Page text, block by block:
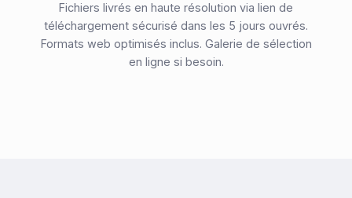
Fichiers livrés en haute résolution via lien de
téléchargement sécurisé dans les 5 jours ouvrés.
Formats web optimisés inclus. Galerie de sélection
en ligne si besoin.